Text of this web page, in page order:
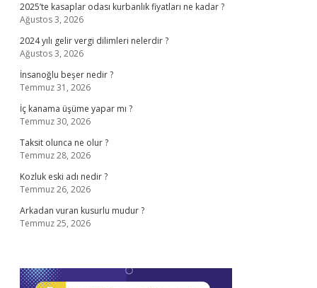
2025’te kasaplar odası kurbanlık fiyatları ne kadar ?
Ağustos 3, 2026
2024 yılı gelir vergi dilimleri nelerdir ?
Ağustos 3, 2026
İnsanoğlu beşer nedir ?
Temmuz 31, 2026
İç kanama üşüme yapar mı ?
Temmuz 30, 2026
Taksit olunca ne olur ?
Temmuz 28, 2026
Kozluk eski adı nedir ?
Temmuz 26, 2026
Arkadan vuran kusurlu mudur ?
Temmuz 25, 2026